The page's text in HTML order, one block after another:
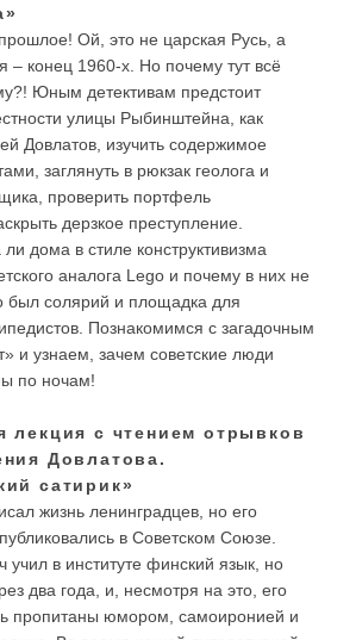
Ой, это не царская Русь, а
– конец 1960-х. Но почему тут всё
Юным детективам предстоит
улицы Рыбинштейна, как
Довлатов, изучить содержимое
заглянуть в рюкзак геолога и
проверить портфель
дерзкое преступление.
дома в стиле конструктивизма
аналога Lego и почему в них не
был солярий и площадка для
Познакомимся с загадочным
и узнаем, зачем советские люди
по ночам!
лекция с чтением отрывков
Довлатова.
сатирик»
жизнь ленинградцев, но его
в Советском Союзе.
учил в институте финский язык, но
два года, и, несмотря на это, его
пропитаны юмором, самоиронией и